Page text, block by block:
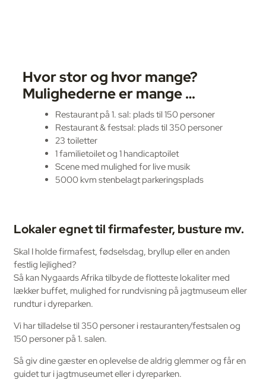
Hvor stor og hvor mange?
Mulighederne er mange …
Restaurant på 1. sal: plads til 150 personer
Restaurant & festsal: plads til 350 personer
23 toiletter
1 familietoilet og 1 handicaptoilet
Scene med mulighed for live musik
5000 kvm stenbelagt parkeringsplads
Lokaler egnet til firmafester, busture mv.
Skal I holde firmafest, fødselsdag, bryllup eller en anden
festlig lejlighed?
Så kan Nygaards Afrika tilbyde de flotteste lokaliter med
lækker buffet, mulighed for rundvisning på jagtmuseum eller
rundtur i dyreparken.
Vi har tilladelse til 350 personer i restauranten/festsalen og
150 personer på 1. salen.
Så giv dine gæster en oplevelse de aldrig glemmer og får en
guidet tur i jagtmuseumet eller i dyreparken.